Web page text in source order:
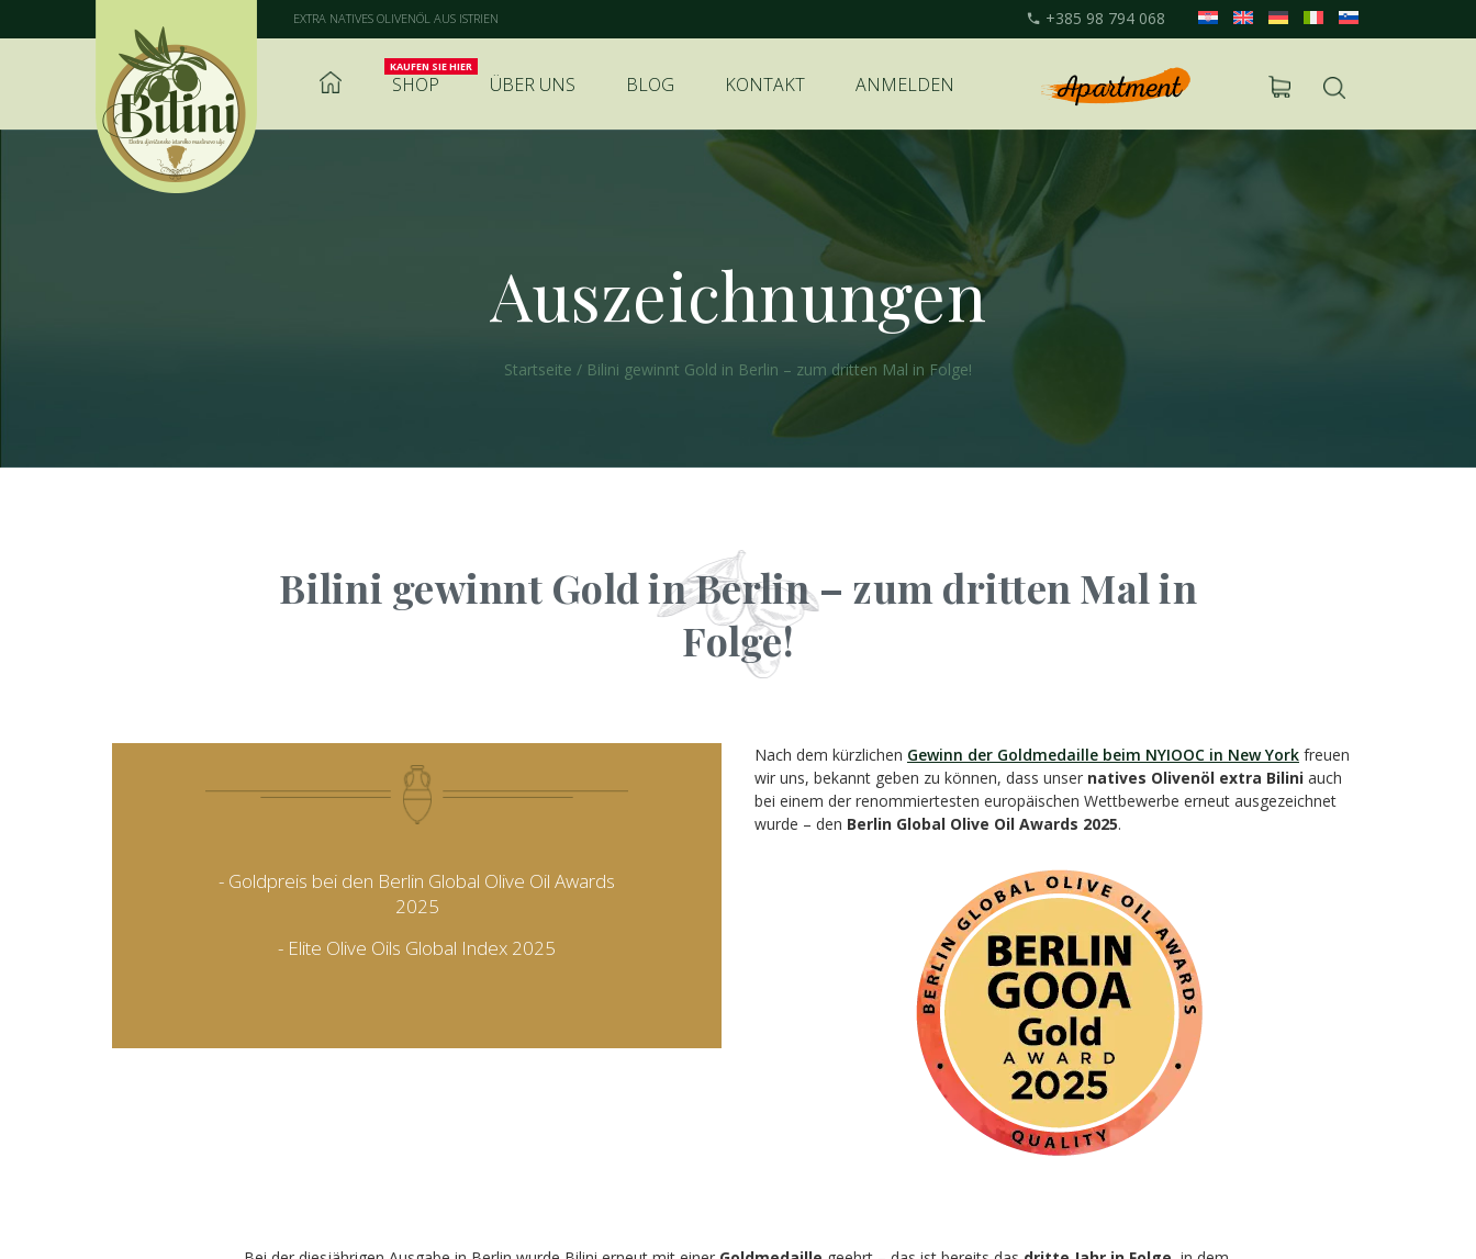
EXTRA NATIVES OLIVENÖL AUS ISTRIEN +385 98 794 068
SHOP ÜBER UNS BLOG KONTAKT ANMELDEN
Auszeichnungen
Startseite / Bilini gewinnt Gold in Berlin – zum dritten Mal in Folge!
Bilini gewinnt Gold in Berlin – zum dritten Mal in
Folge!
- Goldpreis bei den Berlin Global Olive Oil Awards
2025
- Elite Olive Oils Global Index 2025
Nach dem kürzlichen Gewinn der Goldmedaille beim NYIOOC in New York freuen
wir uns, bekannt geben zu können, dass unser natives Olivenöl extra Bilini auch
bei einem der renommiertesten europäischen Wettbewerbe erneut ausgezeichnet
wurde – den Berlin Global Olive Oil Awards 2025.